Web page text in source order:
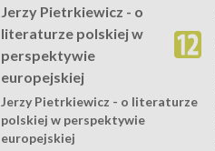
Jerzy Pietrkiewicz - o
literaturze polskiej w
perspektywie
europejskiej
Jerzy Pietrkiewicz - o literaturze
polskiej w perspektywie
europejskiej